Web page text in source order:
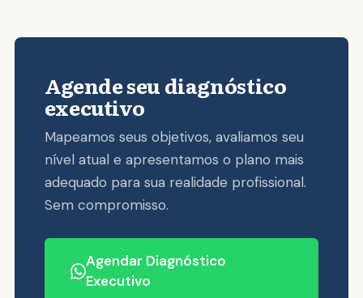
Agende seu diagnóstico
executivo
Mapeamos seus objetivos, avaliamos seu
nível atual e apresentamos o plano mais
adequado para sua realidade profissional.
Sem compromisso.
Agendar Diagnóstico
Executivo